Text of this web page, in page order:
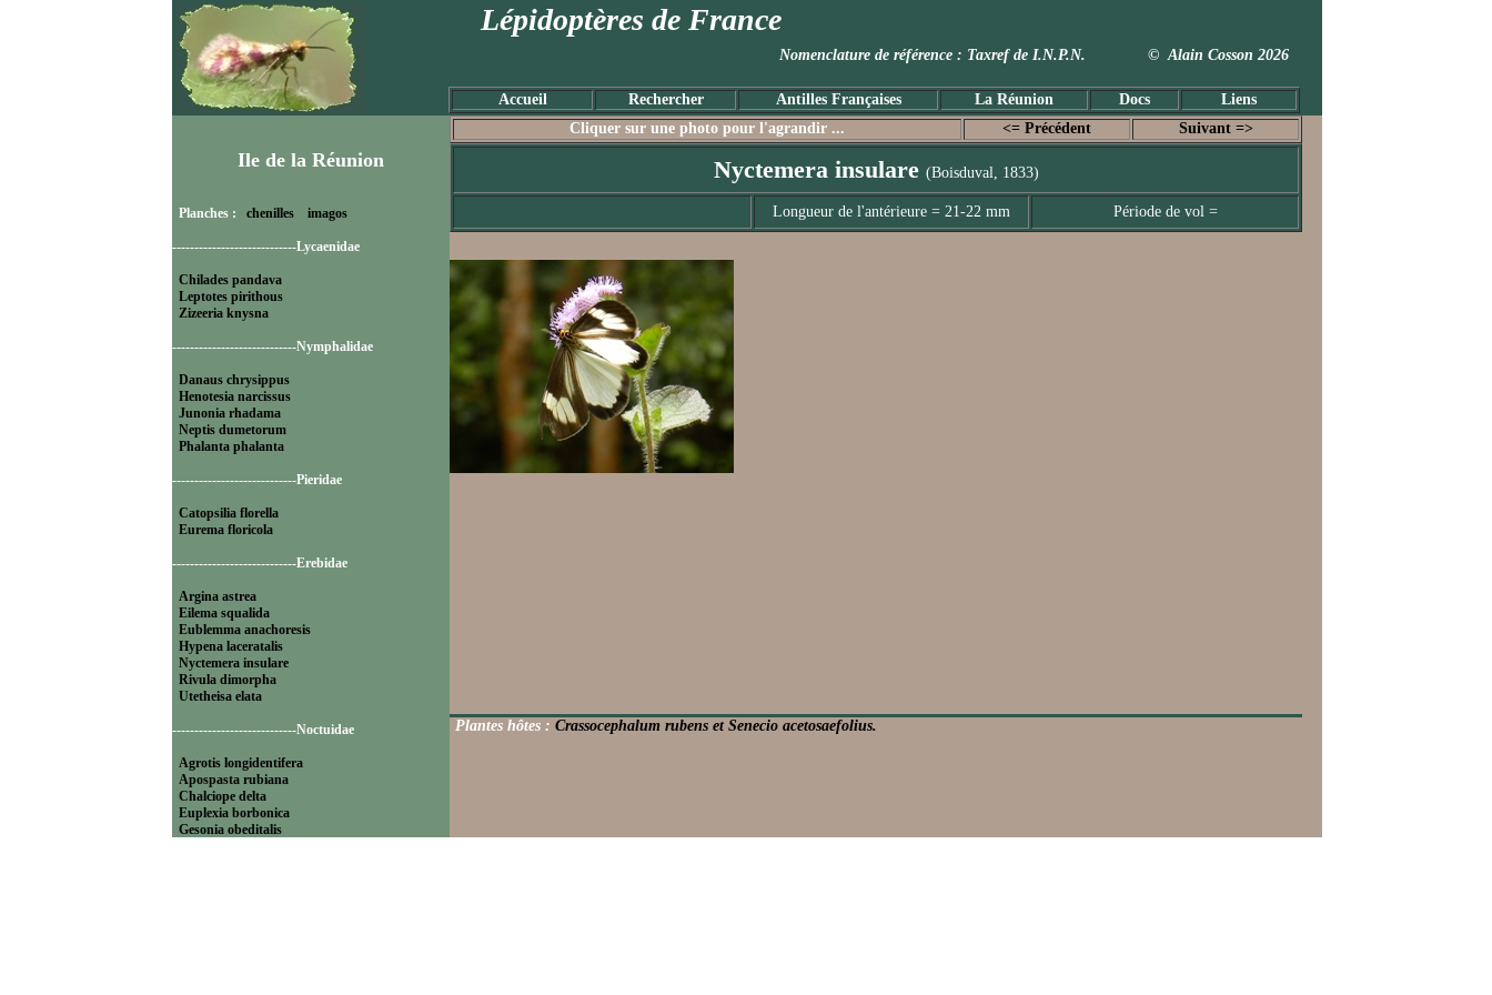
Lépidoptères de France
Nomenclature de référence : Taxref de I.N.P.N. © Alain Cosson 2026
Accueil Rechercher Antilles Françaises La Réunion Docs Liens
Ile de la Réunion
Planches : chenilles imagos
----------------------------Lycaenidae
Chilades pandava
Leptotes pirithous
Zizeeria knysna
----------------------------Nymphalidae
Danaus chrysippus
Henotesia narcissus
Junonia rhadama
Neptis dumetorum
Phalanta phalanta
----------------------------Pieridae
Catopsilia florella
Eurema floricola
----------------------------Erebidae
Argina astrea
Eilema squalida
Eublemma anachoresis
Hypena laceratalis
Nyctemera insulare
Rivula dimorpha
Utetheisa elata
----------------------------Noctuidae
Agrotis longidentifera
Apospasta rubiana
Chalciope delta
Euplexia borbonica
Gesonia obeditalis
Cliquer sur une photo pour l'agrandir ... <= Précédent Suivant =>
Nyctemera insulare (Boisduval, 1833)
Longueur de l'antérieure = 21-22 mm Période de vol =
Plantes hôtes : Crassocephalum rubens et Senecio acetosaefolius.